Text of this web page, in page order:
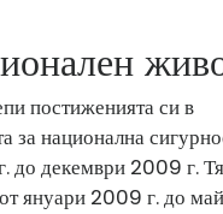
постиженията си в
за национална
до декември 2009 г. Тя
януари 2009 г. до